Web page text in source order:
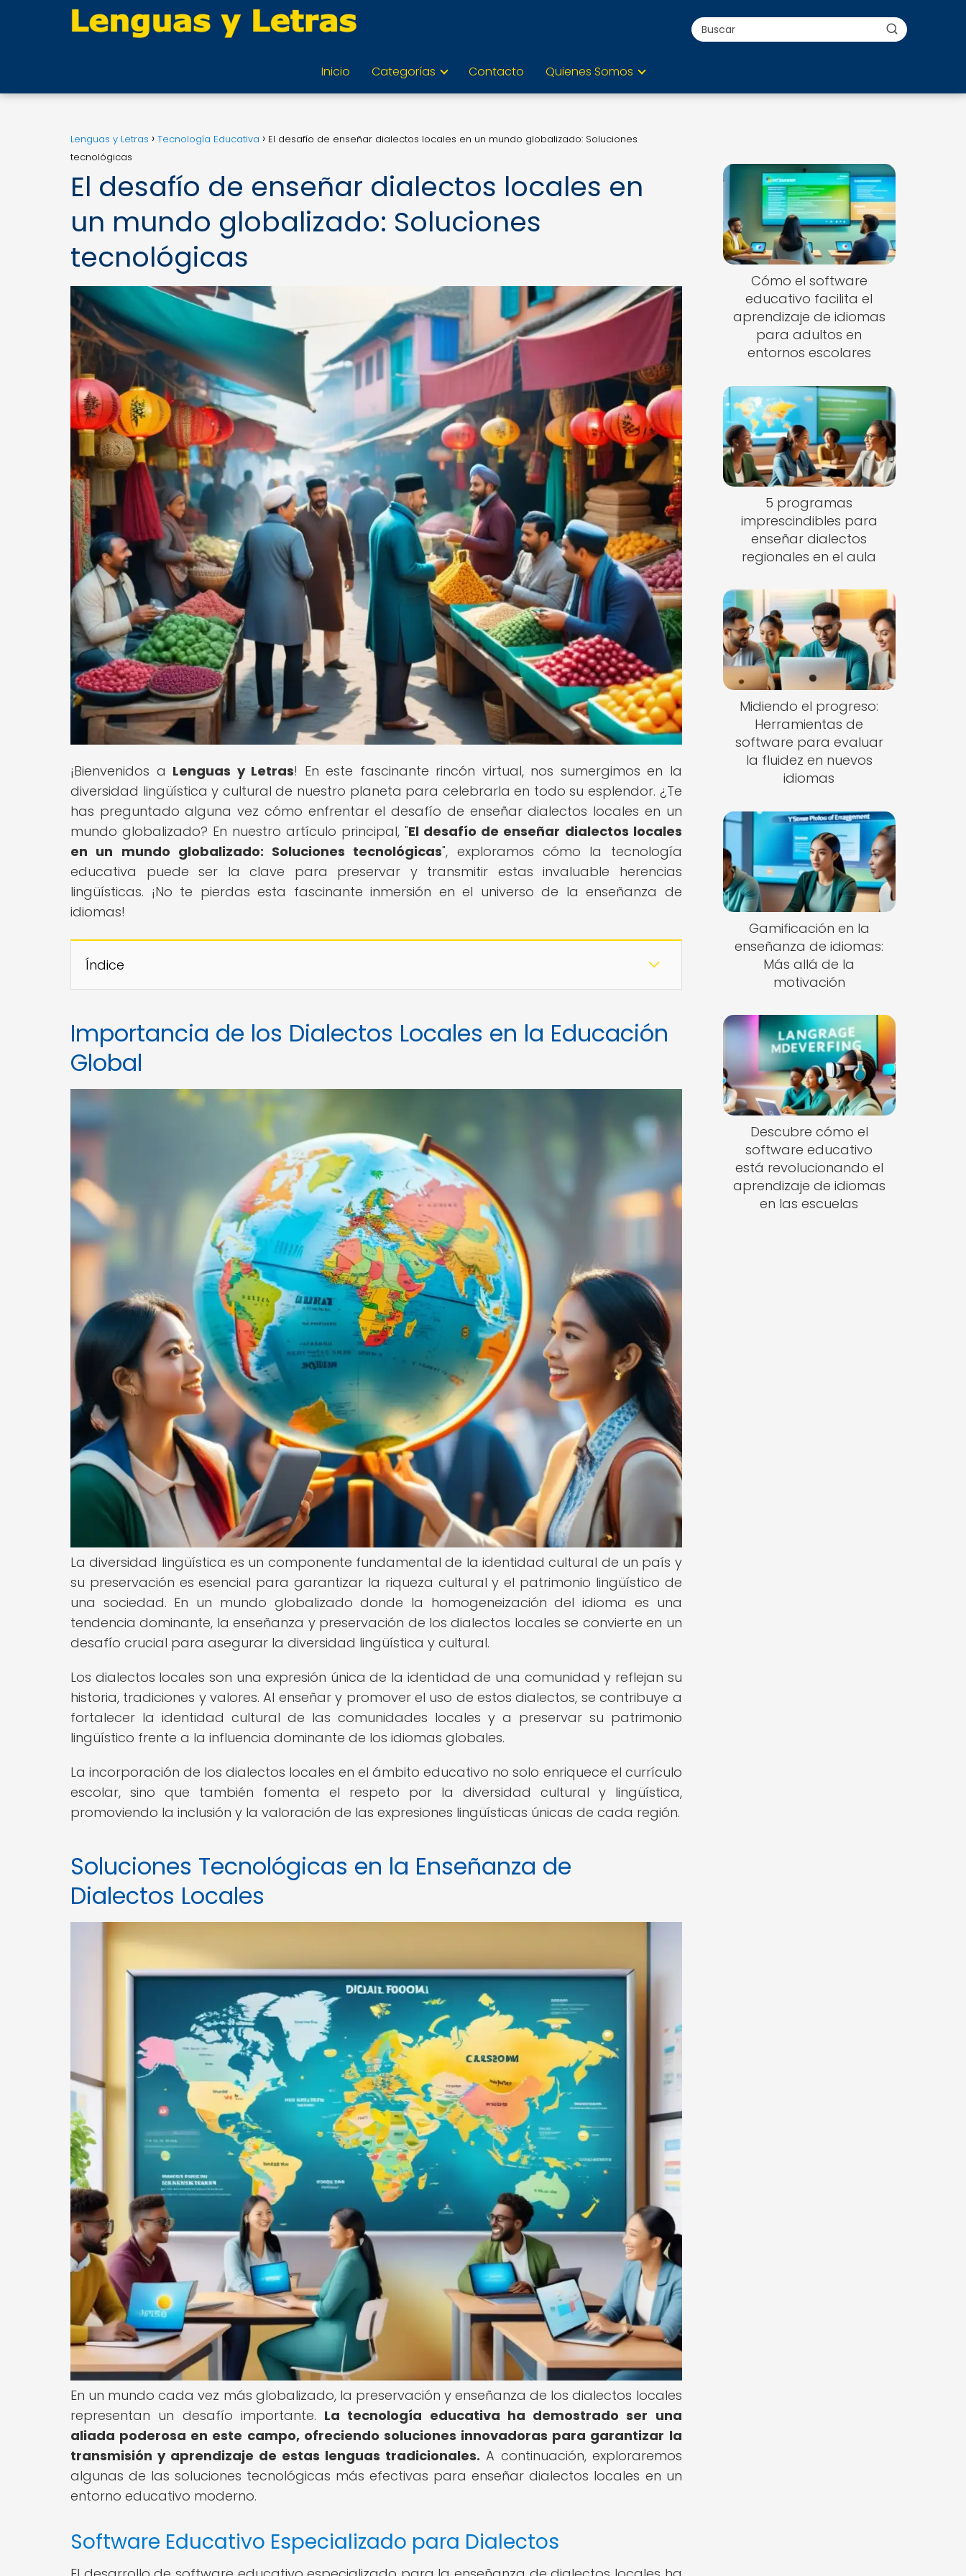
Inicio Categorías Contacto Quienes Somos
Lenguas y Letras Tecnología Educativa
El desafío de enseñar dialectos locales en un mundo globalizado: Soluciones
tecnológicas
El desafío de enseñar dialectos locales en
un mundo globalizado: Soluciones
tecnológicas
¡Bienvenidos a Lenguas y Letras! En este fascinante rincón virtual, nos sumergimos en la
diversidad lingüística y cultural de nuestro planeta para celebrarla en todo su esplendor. ¿Te
has preguntado alguna vez cómo enfrentar el desafío de enseñar dialectos locales en un
mundo globalizado? En nuestro artículo principal, "El desafío de enseñar dialectos locales
en un mundo globalizado: Soluciones tecnológicas", exploramos cómo la tecnología
educativa puede ser la clave para preservar y transmitir estas invaluable herencias
lingüísticas. ¡No te pierdas esta fascinante inmersión en el universo de la enseñanza de
idiomas!
Índice
Importancia de los Dialectos Locales en la Educación
Global
La diversidad lingüística es un componente fundamental de la identidad cultural de un país y
su preservación es esencial para garantizar la riqueza cultural y el patrimonio lingüístico de
una sociedad. En un mundo globalizado donde la homogeneización del idioma es una
tendencia dominante, la enseñanza y preservación de los dialectos locales se convierte en un
desafío crucial para asegurar la diversidad lingüística y cultural.
Los dialectos locales son una expresión única de la identidad de una comunidad y reflejan su
historia, tradiciones y valores. Al enseñar y promover el uso de estos dialectos, se contribuye a
fortalecer la identidad cultural de las comunidades locales y a preservar su patrimonio
lingüístico frente a la influencia dominante de los idiomas globales.
La incorporación de los dialectos locales en el ámbito educativo no solo enriquece el currículo
escolar, sino que también fomenta el respeto por la diversidad cultural y lingüística,
promoviendo la inclusión y la valoración de las expresiones lingüísticas únicas de cada región.
Soluciones Tecnológicas en la Enseñanza de
Dialectos Locales
En un mundo cada vez más globalizado, la preservación y enseñanza de los dialectos locales
representan un desafío importante. La tecnología educativa ha demostrado ser una
aliada poderosa en este campo, ofreciendo soluciones innovadoras para garantizar la
transmisión y aprendizaje de estas lenguas tradicionales. A continuación, exploraremos
algunas de las soluciones tecnológicas más efectivas para enseñar dialectos locales en un
entorno educativo moderno.
Software Educativo Especializado para Dialectos
Cómo el software
educativo facilita el
aprendizaje de idiomas
para adultos en
entornos escolares
5 programas
imprescindibles para
enseñar dialectos
regionales en el aula
Midiendo el progreso:
Herramientas de
software para evaluar
la fluidez en nuevos
idiomas
Gamificación en la
enseñanza de idiomas:
Más allá de la
motivación
Descubre cómo el
software educativo
está revolucionando el
aprendizaje de idiomas
en las escuelas